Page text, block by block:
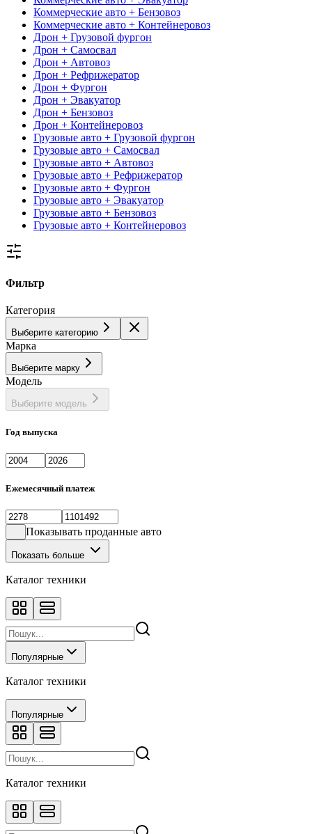
Коммерческие авто + Бензовоз
Коммерческие авто + Контейнеровоз
Дрон + Грузовой фургон
Дрон + Самосвал
Дрон + Автовоз
Дрон + Рефрижератор
Дрон + Фургон
Дрон + Эвакуатор
Дрон + Бензовоз
Дрон + Контейнеровоз
Грузовые авто + Грузовой фургон
Грузовые авто + Самосвал
Грузовые авто + Автовоз
Грузовые авто + Рефрижератор
Грузовые авто + Фургон
Грузовые авто + Эвакуатор
Грузовые авто + Бензовоз
Грузовые авто + Контейнеровоз
Фильтр
Категория
Выберите категорию
Марка
Выберите марку
Модель
Выберите модель
Год выпуска
Ежемесячный платеж
Показывать проданные авто
Показать больше
Каталог техники
Популярные
Каталог техники
Популярные
Каталог техники